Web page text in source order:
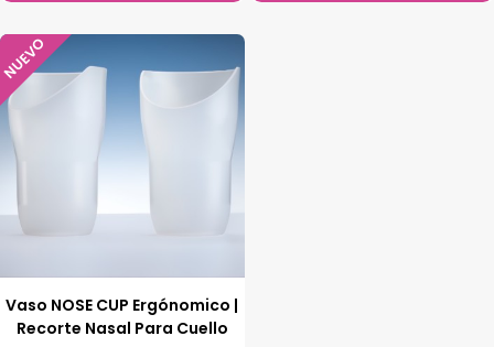
Vaso NOSE CUP Ergónomico |
Recorte Nasal Para Cuello
NUEVO